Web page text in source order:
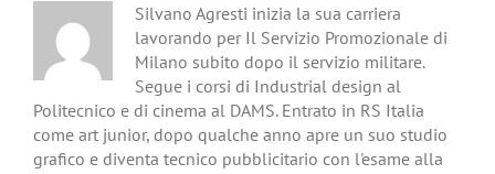
Silvano Agresti inizia la sua carriera
lavorando per Il Servizio Promozionale di
Milano subito dopo il servizio militare.
Segue i corsi di Industrial design al
Politecnico e di cinema al DAMS. Entrato in RS Italia
come art junior, dopo qualche anno apre un suo studio
grafico e diventa tecnico pubblicitario con l'esame alla